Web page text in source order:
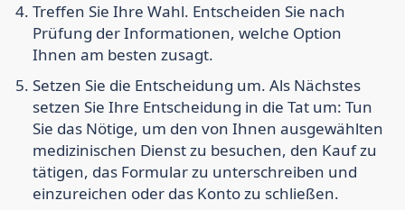
Treffen Sie Ihre Wahl. Entscheiden Sie nach
Prüfung der Informationen, welche Option
Ihnen am besten zusagt.
Setzen Sie die Entscheidung um. Als Nächstes
setzen Sie Ihre Entscheidung in die Tat um: Tun
Sie das Nötige, um den von Ihnen ausgewählten
medizinischen Dienst zu besuchen, den Kauf zu
tätigen, das Formular zu unterschreiben und
einzureichen oder das Konto zu schließen.